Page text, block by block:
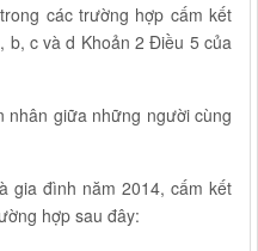
các trường hợp cấm kết
b, c và d Khoản 2 Điều 5 của
nhân giữa những người cùng
gia đình năm 2014, cấm kết
hợp sau đây: